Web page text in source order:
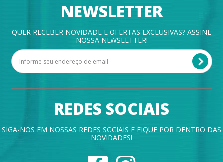
NEWSLETTER
QUER RECEBER NOVIDADE E OFERTAS EXCLUSIVAS? ASSINE
NOSSA NEWSLETTER!
REDES SOCIAIS
SIGA-NOS EM NOSSAS REDES SOCIAIS E FIQUE POR DENTRO DAS
NOVIDADES!